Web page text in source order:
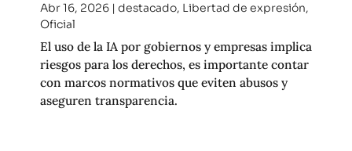
Abr 16, 2026| destacado, Libertad de expresión,
Oficial
El uso de la IA por gobiernos y empresas implica
riesgos para los derechos, es importante contar
con marcos normativos que eviten abusos y
aseguren transparencia.